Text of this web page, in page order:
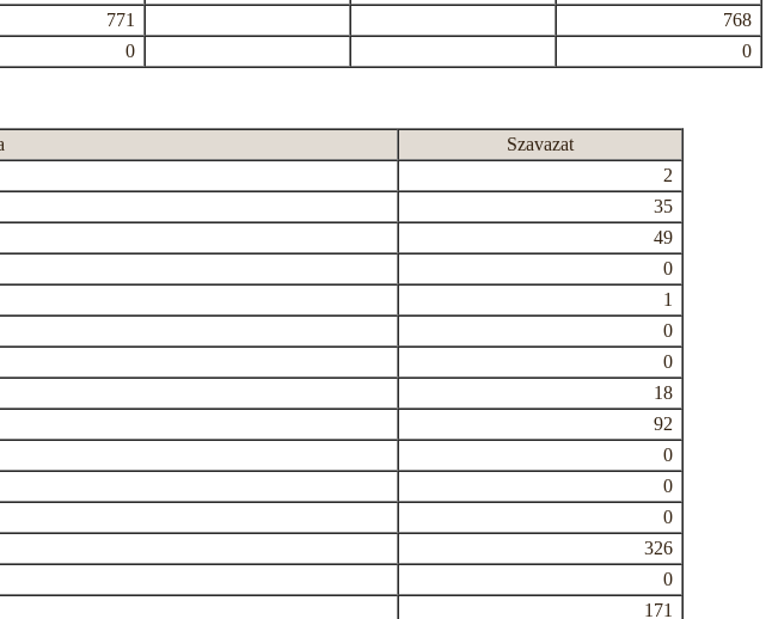
771
768
0 0
Szavazat
2
35
49
0
1
0
0
18
92
0
0
0
326
0
171